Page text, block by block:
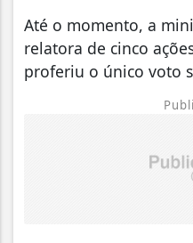
Até o momento, a
relatora de cinco
proferiu o único voto